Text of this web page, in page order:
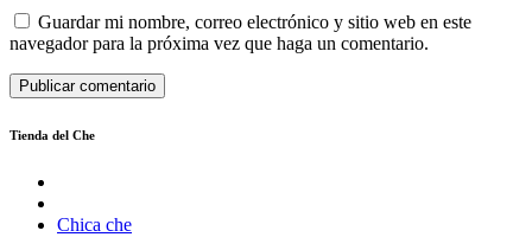
Guardar mi nombre, correo electrónico y sitio web en este
navegador para la próxima vez que haga un comentario.
Tienda del Che
Chica che